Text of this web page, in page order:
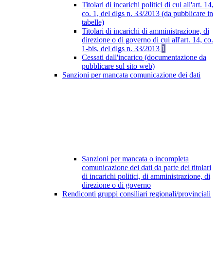
Titolari di incarichi politici di cui all'art. 14,
co. 1, del dlgs n. 33/2013 (da pubblicare in
tabelle)
Titolari di incarichi di amministrazione, di
direzione o di governo di cui all'art. 14, co.
1-bis, del dlgs n. 33/2013 1
Cessati dall'incarico (documentazione da
pubblicare sul sito web)
Sanzioni per mancata comunicazione dei dati
Sanzioni per mancata o incompleta
comunicazione dei dati da parte dei titolari
di incarichi politici, di amministrazione, di
direzione o di governo
Rendiconti gruppi consiliari regionali/provinciali